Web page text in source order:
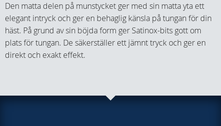
Den matta delen på munstycket ger med sin matta yta ett
elegant intryck och ger en behaglig känsla på tungan för din
häst. På grund av sin böjda form ger Satinox-bits gott om
plats för tungan. De säkerställer ett jämnt tryck och ger en
direkt och exakt effekt.